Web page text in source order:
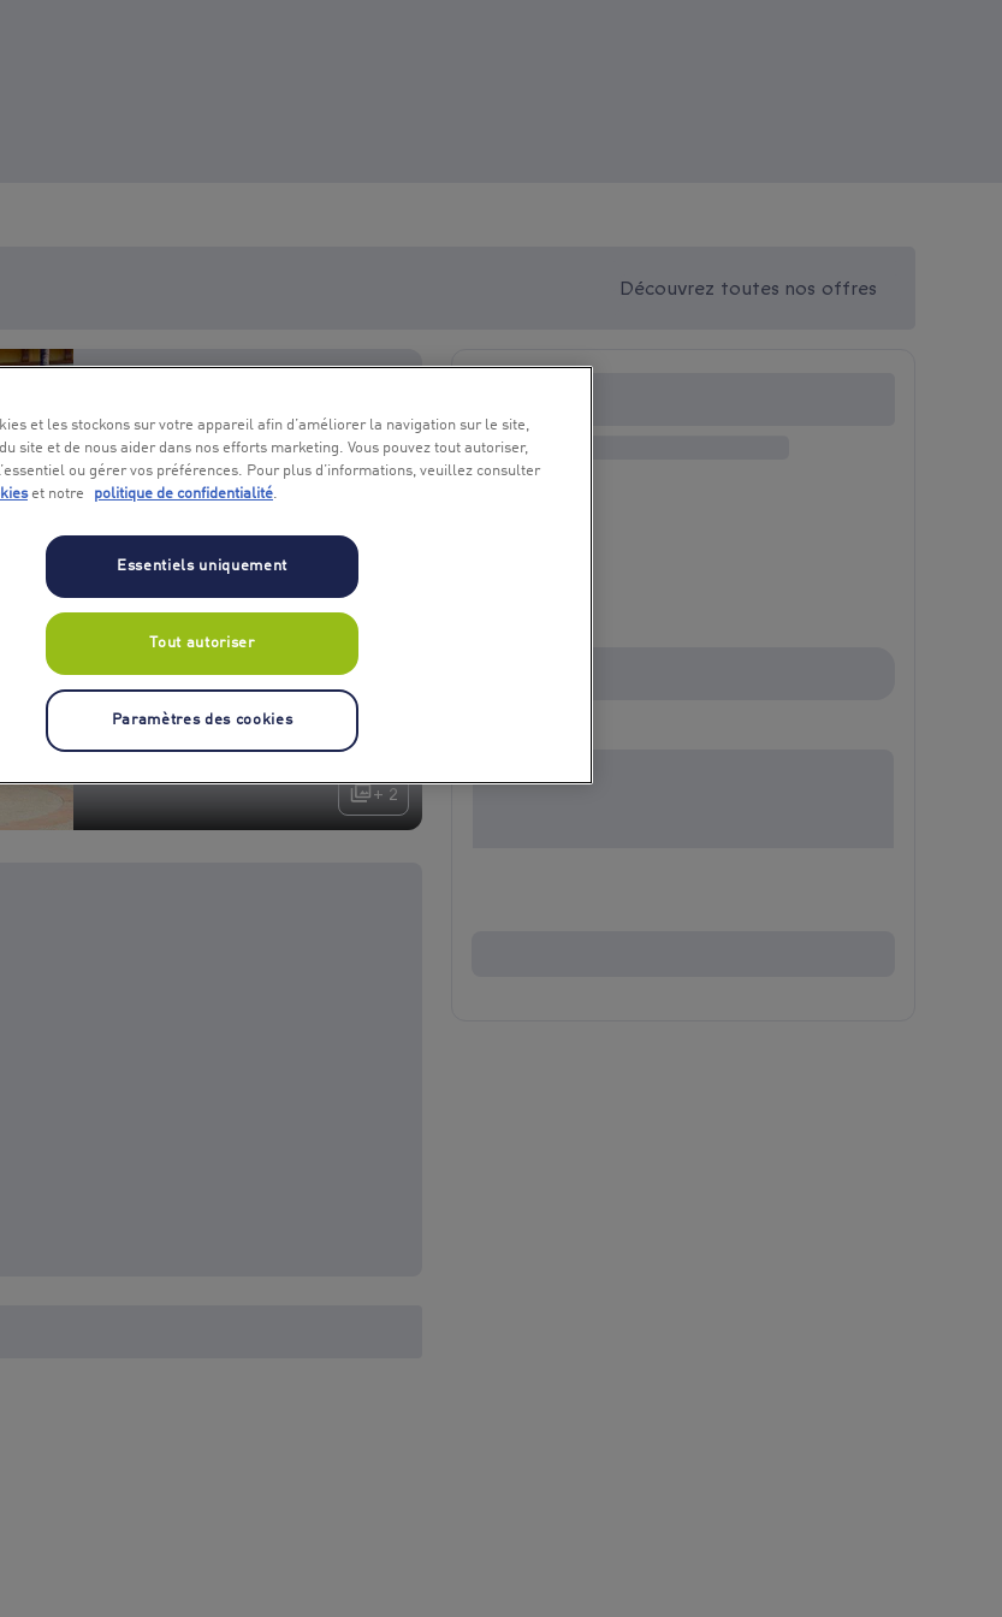
Découvrez toutes nos offres
+ 2
et les stockons sur votre appareil afin d’améliorer la navigation sur le site,
site et de nous aider dans nos efforts marketing. Vous pouvez tout autoriser,
ou gérer vos préférences. Pour plus d’informations, veuillez consulter
et notre politique de confidentialité.
Essentiels uniquement
Tout autoriser
Paramètres des cookies